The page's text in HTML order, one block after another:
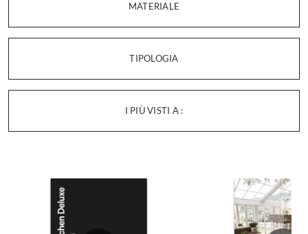
MATERIALE
TIPOLOGIA
I PIÙ VISTI A :